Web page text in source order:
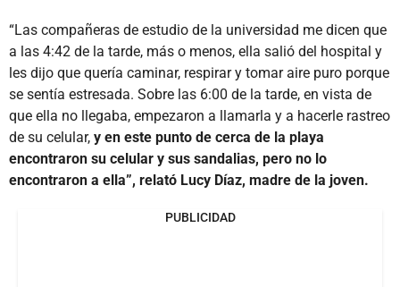
“Las compañeras de estudio de la universidad me dicen que
a las 4:42 de la tarde, más o menos, ella salió del hospital y
les dijo que quería caminar, respirar y tomar aire puro porque
se sentía estresada. Sobre las 6:00 de la tarde, en vista de
que ella no llegaba, empezaron a llamarla y a hacerle rastreo
de su celular, y en este punto de cerca de la playa
encontraron su celular y sus sandalias, pero no lo
encontraron a ella”, relató Lucy Díaz, madre de la joven.
PUBLICIDAD